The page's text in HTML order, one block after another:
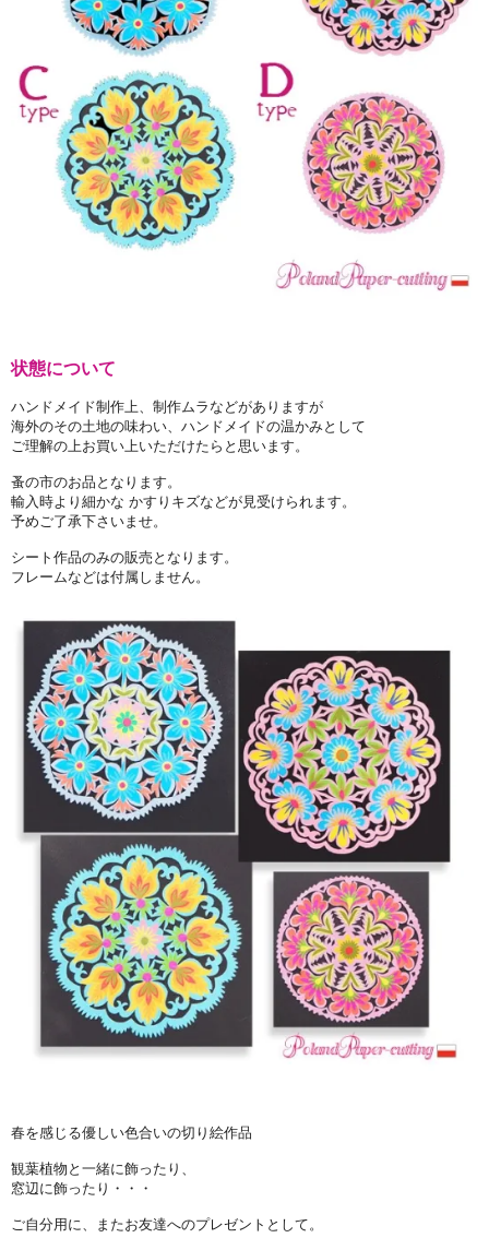
状態について
ハンドメイド制作上、制作ムラなどがありますが
海外のその土地の味わい、ハンドメイドの温かみとして
ご理解の上お買い上いただけたらと思います。
蚤の市のお品となります。
輸入時より細かな かすりキズなどが見受けられます。
予めご了承下さいませ。
シート作品のみの販売となります。
フレームなどは付属しません。
春を感じる優しい色合いの切り絵作品
観葉植物と一緒に飾ったり、
窓辺に飾ったり・・・
ご自分用に、またお友達へのプレゼントとして。